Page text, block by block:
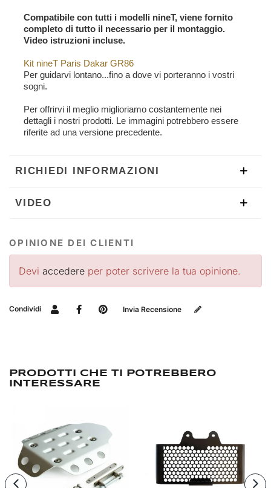
Compatibile con tutti i modelli nineT, viene fornito
completo di tutto il necessario per il montaggio.
Video istruzioni incluse.
Kit nineT Paris Dakar GR86
Per guidarvi lontano...fino a dove vi porteranno i vostri
sogni.
Per offrirvi il meglio miglioriamo costantemente nei
dettagli i nostri prodotti. Le immagini potrebbero essere
riferite ad una versione precedente.
RICHIEDI INFORMAZIONI
VIDEO
OPINIONE DEI CLIENTI
Devi accedere per poter scrivere la tua opinione.
Condividi Invia Recensione
PRODOTTI CHE TI POTREBBERO
INTERESSARE